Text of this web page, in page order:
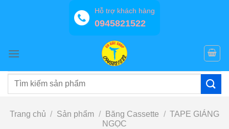
Hỗ trợ khách hàng
0945821522
Tìm
Trang chủ / Sản phẩm / Băng Cassette / TAPE GIÁNG
NGỌC